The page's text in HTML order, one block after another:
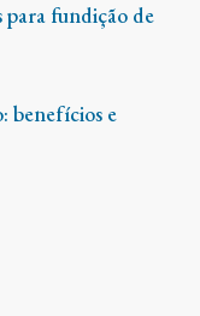
para fundição de
benefícios e